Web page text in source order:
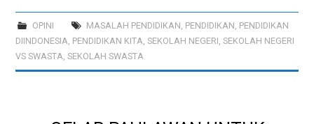
OPINI MASALAH PENDIDIKAN PENDIDIKAN PENDIDIKAN
DIINDONESIA PENDIDIKAN KITA ,SEKOLAH NEGERI ,SEKOLAH NEGERI
VS SWASTA ,SEKOLAH SWASTA